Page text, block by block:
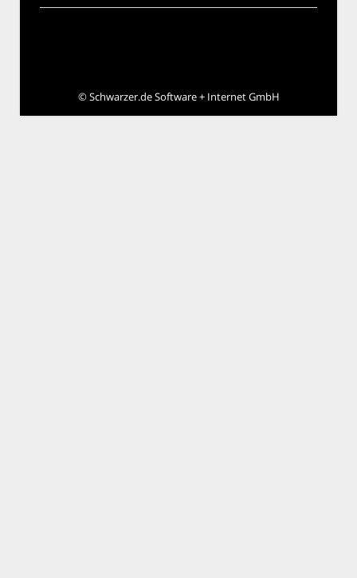
©Schwarzer.de Software + Internet GmbH